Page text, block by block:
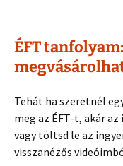
ÉFT
Tehát ha szeretnél
meg az ÉFT-t, akár
vagy töltsd le az
visszanézős